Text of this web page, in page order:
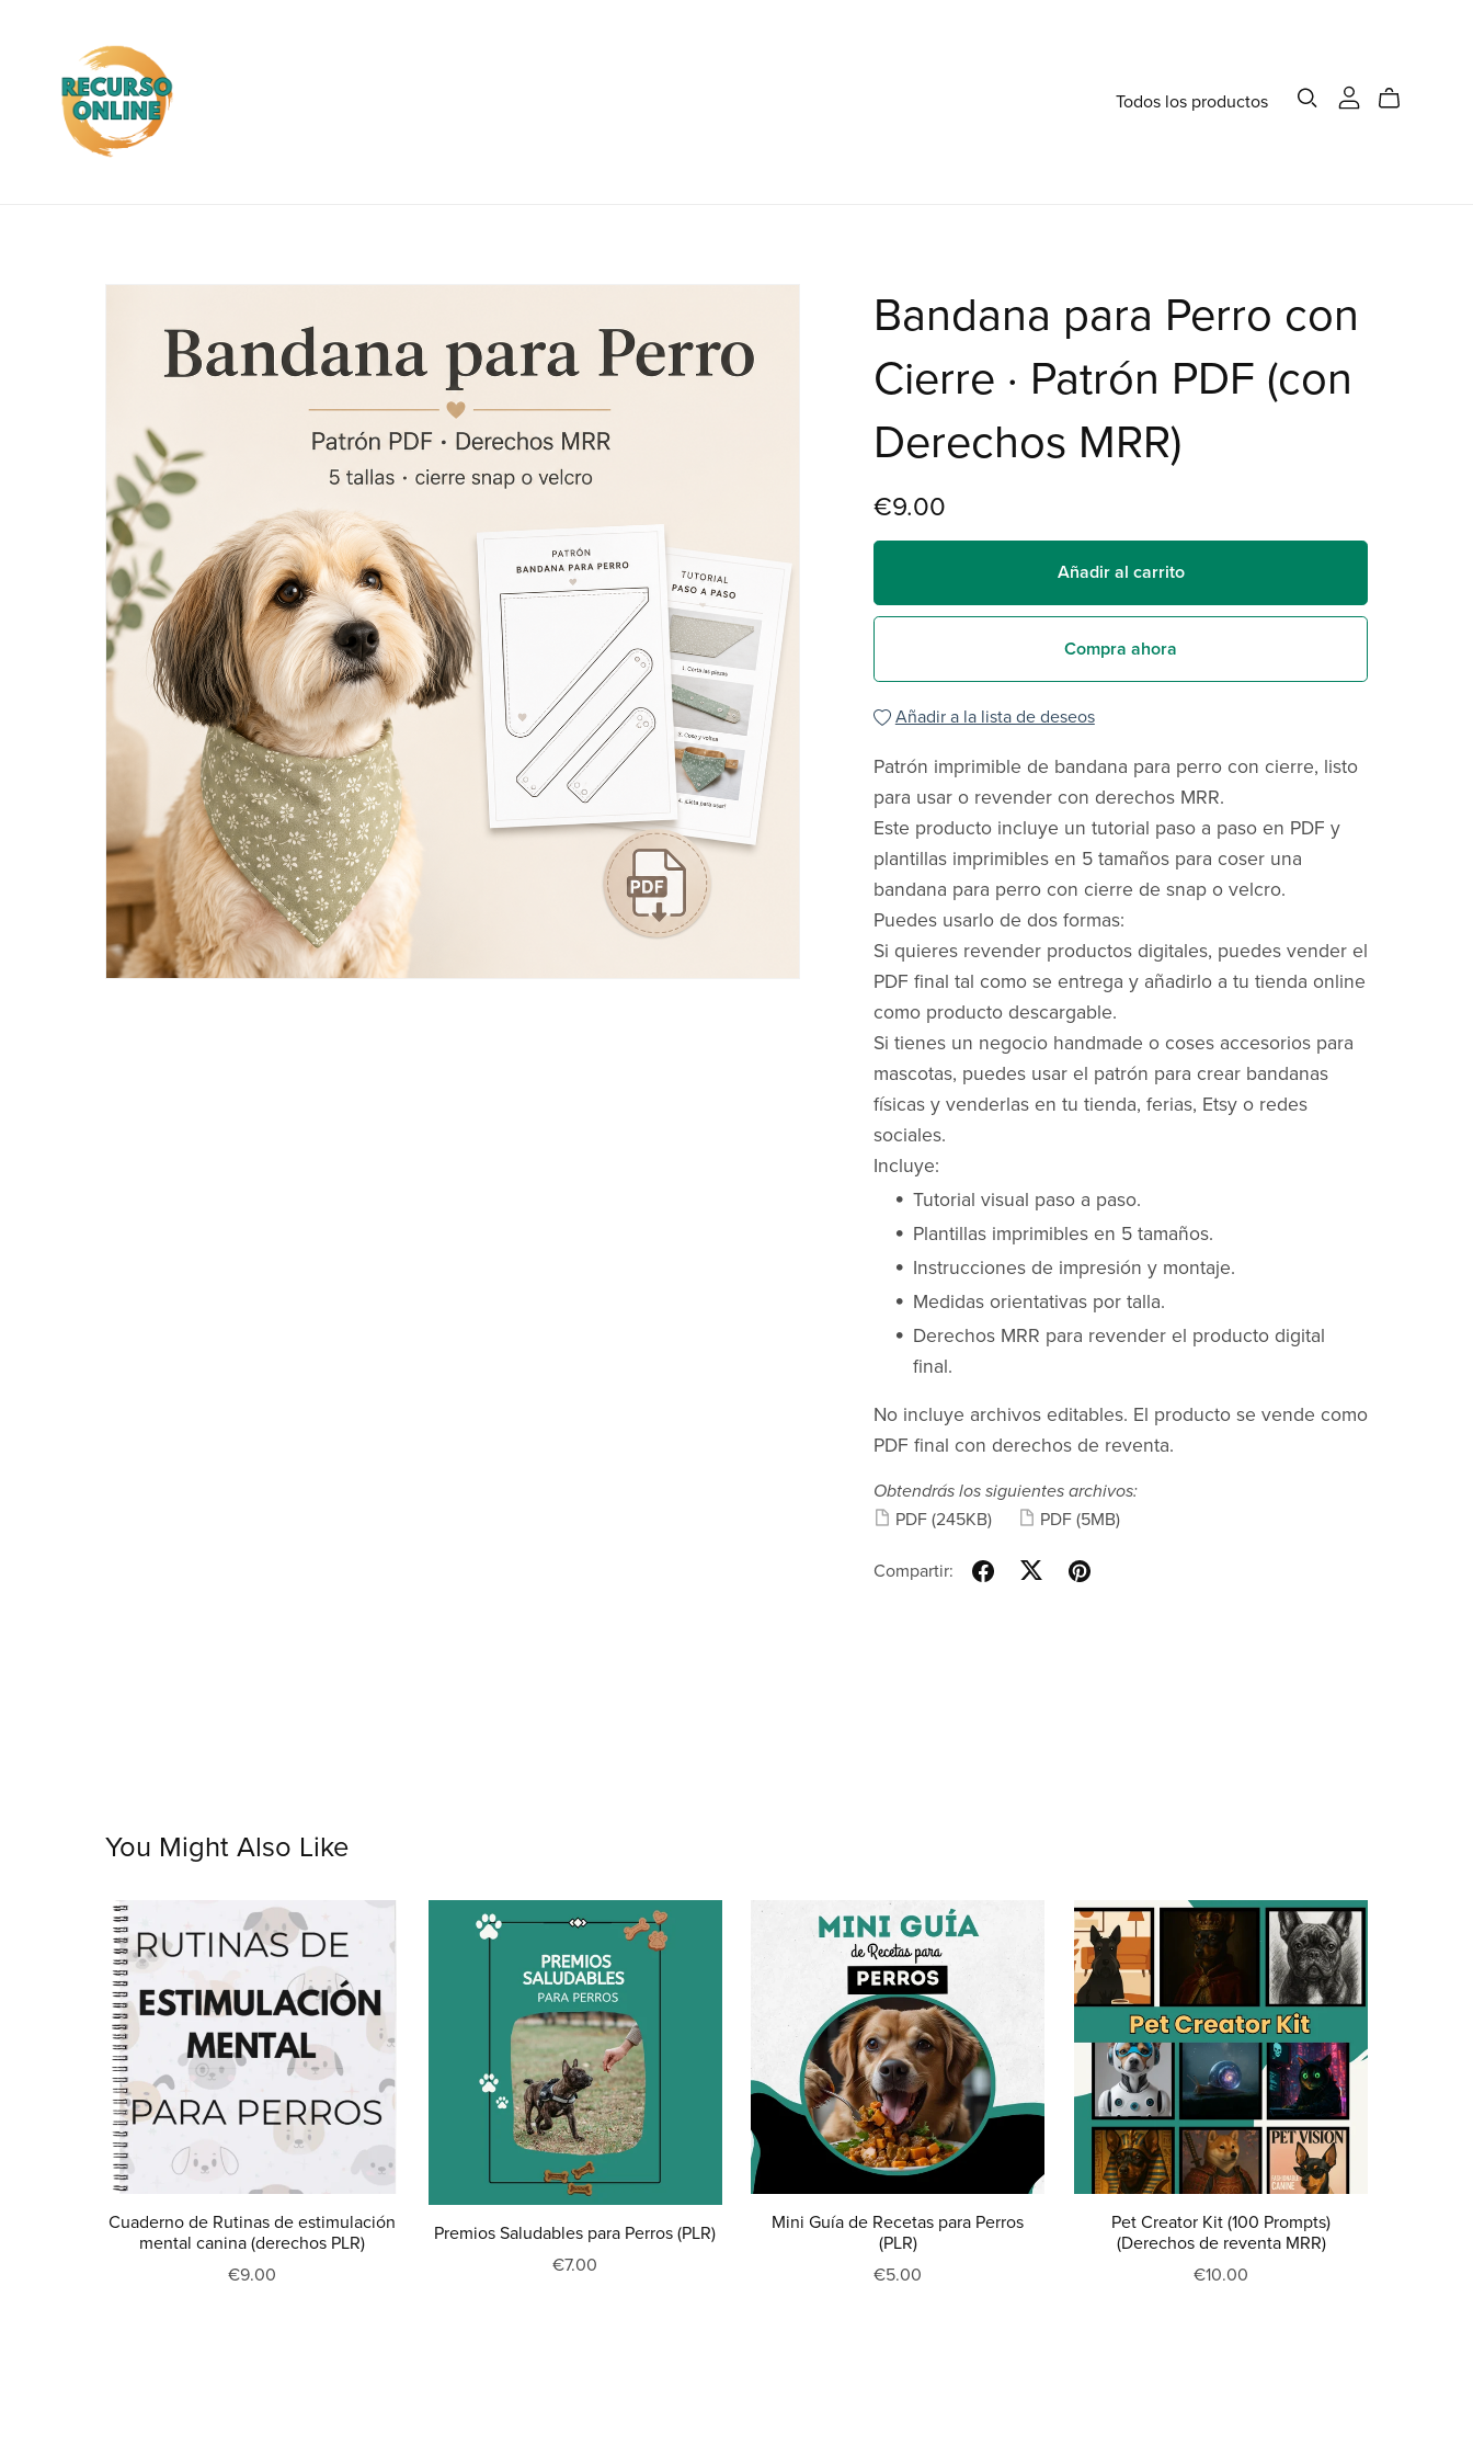
Todos los productos
Bandana para Perro con
Cierre · Patrón PDF (con
Derechos MRR)
€9.00
Añadir al carrito
Compra ahora
Añadir a la lista de deseos
Patrón imprimible de bandana para perro con cierre, listo
para usar o revender con derechos MRR.
Este producto incluye un tutorial paso a paso en PDF y
plantillas imprimibles en 5 tamaños para coser una
bandana para perro con cierre de snap o velcro.
Puedes usarlo de dos formas:
Si quieres revender productos digitales, puedes vender el
PDF final tal como se entrega y añadirlo a tu tienda online
como producto descargable.
Si tienes un negocio handmade o coses accesorios para
mascotas, puedes usar el patrón para crear bandanas
físicas y venderlas en tu tienda, ferias, Etsy o redes
sociales.
Incluye:
Tutorial visual paso a paso.
Plantillas imprimibles en 5 tamaños.
Instrucciones de impresión y montaje.
Medidas orientativas por talla.
Derechos MRR para revender el producto digital
final.
No incluye archivos editables. El producto se vende como
PDF final con derechos de reventa.
Obtendrás los siguientes archivos:
PDF (245KB) PDF (5MB)
Compartir:
You Might Also Like
Cuaderno de Rutinas de estimulación
mental canina (derechos PLR)
€9.00
Premios Saludables para Perros (PLR)
€7.00
Mini Guía de Recetas para Perros
(PLR)
€5.00
Pet Creator Kit (100 Prompts)
(Derechos de reventa MRR)
€10.00